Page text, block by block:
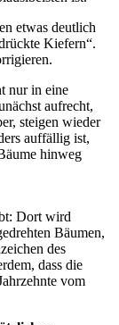
etwas deutlich
Kiefern“.
nur in eine
aufrecht,
steigen wieder
auffällig ist,
hinweg
Dort wird
Bäumen,
des
dass die
vom